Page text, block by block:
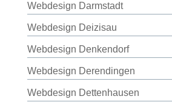
Webdesign Darmstadt
Webdesign Deizisau
Webdesign Denkendorf
Webdesign Derendingen
Webdesign Dettenhausen